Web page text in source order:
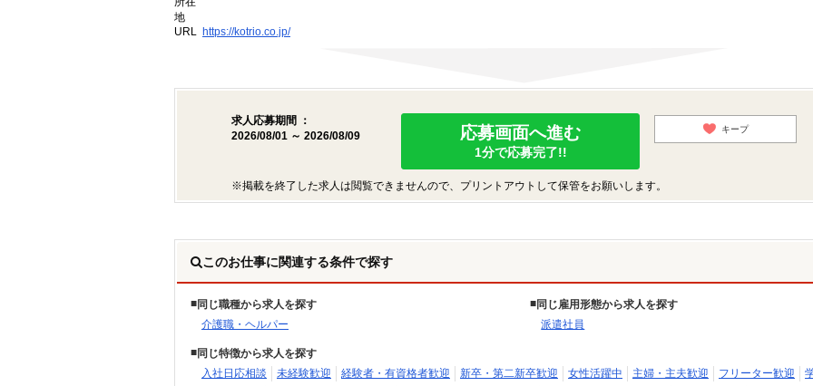
地
URL https://kotrio.co.jp/
求人応募期間 ：
2026/08/01 ～ 2026/08/09
応募画面へ進む
1分で応募完了!!
キープ
※掲載を終了した求人は閲覧できませんので、プリントアウトして保管をお願いします。
このお仕事に関連する条件で探す
同じ職種から求人を探す
介護職・ヘルパー
同じ雇用形態から求人を探す
派遣社員
同じ特徴から求人を探す
入社日応相談
未経験歓迎 経験者・有資格者歓迎 新卒・第二新卒歓迎 女性活躍中 主婦・主夫歓迎 フリーター歓迎